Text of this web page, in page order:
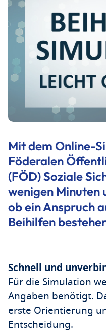
Mit dem Online-
Föderalen
(FÖD) Soziale
wenigen Minuten
ob ein Anspruch
Beihilfen
Schnell und
Für die Simulation
Angaben benötigt.
erste Orientierung
Entscheidung.